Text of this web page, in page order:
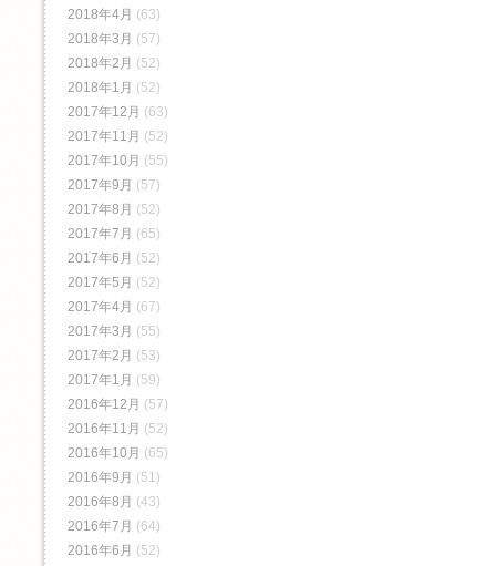
2018年4月 (63)
2018年3月 (57)
2018年2月 (52)
2018年1月 (52)
2017年12月 (63)
2017年11月 (52)
2017年10月 (55)
2017年9月 (57)
2017年8月 (52)
2017年7月 (65)
2017年6月 (52)
2017年5月 (52)
2017年4月 (67)
2017年3月 (55)
2017年2月 (53)
2017年1月 (59)
2016年12月 (57)
2016年11月 (52)
2016年10月 (65)
2016年9月 (51)
2016年8月 (43)
2016年7月 (64)
2016年6月 (52)